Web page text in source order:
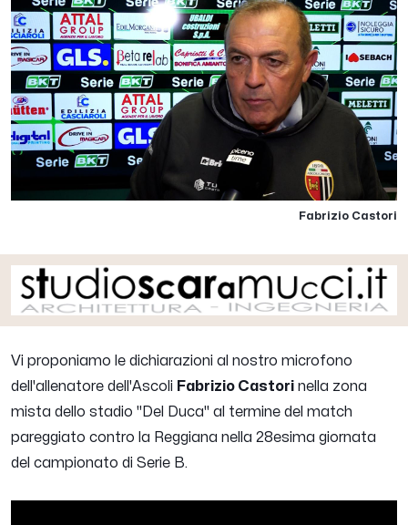
Fabrizio Castori
Vi proponiamo le dichiarazioni al nostro microfono
dell'allenatore dell'Ascoli Fabrizio Castori nella zona
mista dello stadio "Del Duca" al termine del match
pareggiato contro la Reggiana nella 28esima giornata
del campionato di Serie B.